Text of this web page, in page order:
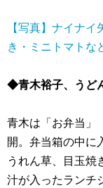
【写真】ナイナ
き・ミニトマトな
◆青木裕子、うど
青木は「お弁当」
開。弁当箱の中に
うれん草、目玉焼
汁が入ったランチ